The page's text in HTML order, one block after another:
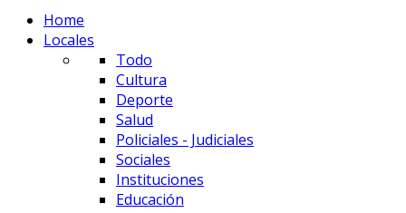
Home
Locales
Todo
Cultura
Deporte
Salud
Policiales - Judiciales
Sociales
Instituciones
Educación